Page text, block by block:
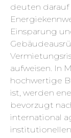
deuten
Einsparung
aufweisen. In
hochwertige
ist, werden
bevorzugt
international